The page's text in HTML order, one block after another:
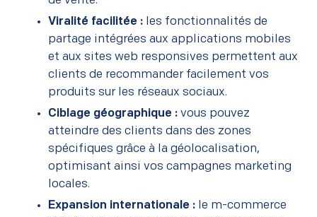
Viralité facilitée : les fonctionnalités de
partage intégrées aux applications mobiles
et aux sites web responsives permettent aux
clients de recommander facilement vos
produits sur les réseaux sociaux.
Ciblage géographique : vous pouvez
atteindre des clients dans des zones
spécifiques grâce à la géolocalisation,
optimisant ainsi vos campagnes marketing
locales.
Expansion internationale : le m-commerce